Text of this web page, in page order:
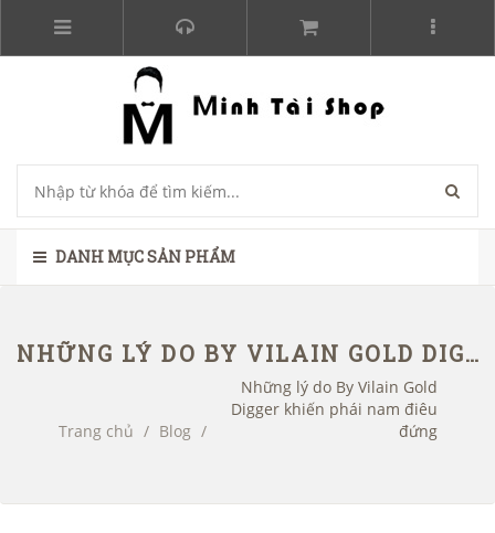
DANH MỤC SẢN PHẨM
NHỮNG LÝ DO BY VILAIN GOLD DIGGER KHIẾN PHÁI NAM ĐIÊU ĐỨNG
Trang chủ / Blog /
Những lý do By Vilain Gold
Digger khiến phái nam điêu
đứng